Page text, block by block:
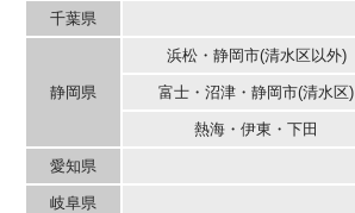
千葉県
静岡県
浜松・静岡市(清水区以外)
富士・沼津・静岡市(清水区)
熱海・伊東・下田
愛知県
岐阜県